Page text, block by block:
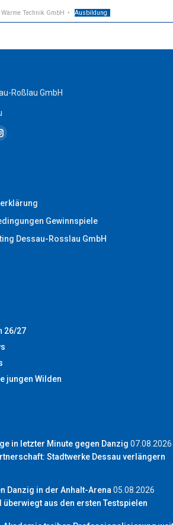
Technik GmbH Ausbildung
Roßlau GmbH
Gewinnspiele
Dessau-Rosslau GmbH
26/27
jungen Wilden
in letzter Minute gegen Danzig 07.08.2026
Stadtwerke Dessau verlängern
Danzig in der Anhalt-Arena05.08.2026
überwiegt aus den ersten Testspielen